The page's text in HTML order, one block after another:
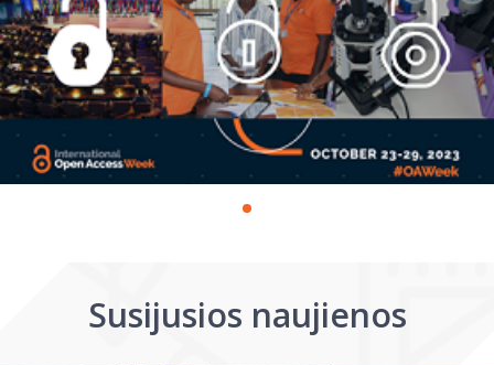
Susijusios naujienos